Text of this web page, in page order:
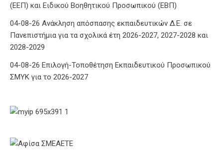
(ΕΕΠ) και Ειδικού Βοηθητικού Προσωπικού (ΕΒΠ)
04-08-26 Ανάκληση απόσπασης εκπαιδευτικών Δ.Ε. σε
Πανεπιστήμια για τα σχολικά έτη 2026-2027, 2027-2028 και
2028-2029
04-08-26 Επιλογή-Τοποθέτηση Εκπαιδευτικού Προσωπικού
ΣΜΥΚ για το 2026-2027